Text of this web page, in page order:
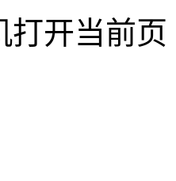
打开当前页